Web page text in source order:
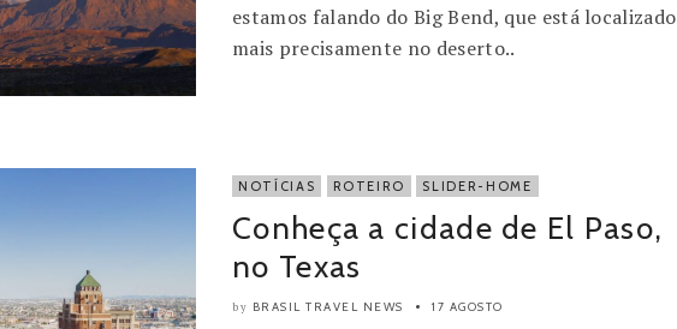
estamos falando do Big Bend, que está localizado
mais precisamente no deserto..
NOTÍCIAS ROTEIRO SLIDER-HOME
Conheça a cidade de El Paso,
no Texas
by BRASIL TRAVEL NEWS 17 AGOSTO